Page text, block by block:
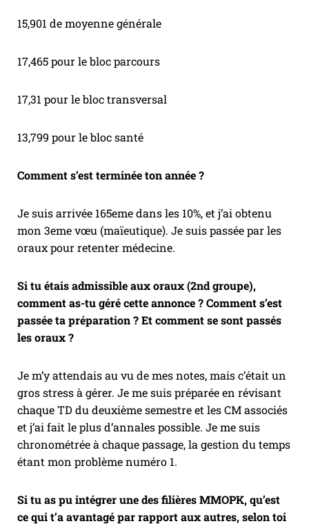
15,901 de moyenne générale
17,465 pour le bloc parcours
17,31 pour le bloc transversal
13,799 pour le bloc santé
Comment s’est terminée ton année ?
Je suis arrivée 165eme dans les 10%, et j’ai obtenu
mon 3eme vœu (maïeutique). Je suis passée par les
oraux pour retenter médecine.
Si tu étais admissible aux oraux (2nd groupe),
comment as-tu géré cette annonce ? Comment s’est
passée ta préparation ? Et comment se sont passés
les oraux ?
Je m’y attendais au vu de mes notes, mais c’était un
gros stress à gérer. Je me suis préparée en révisant
chaque TD du deuxième semestre et les CM associés
et j’ai fait le plus d’annales possible. Je me suis
chronométrée à chaque passage, la gestion du temps
étant mon problème numéro 1.
Si tu as pu intégrer une des filières MMOPK, qu’est
ce qui t’a avantagé par rapport aux autres, selon toi